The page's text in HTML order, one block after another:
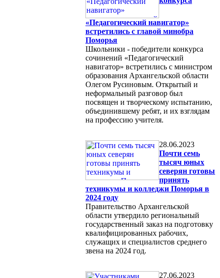
«Педагогический навигатор»
встретились с главой минобра
Поморья
Школьники - победители конкурса
сочинений «Педагогический
навигатор» встретились с министром
образования Архангельской области
Олегом Русиновым. Открытый и
неформальный разговор был
посвящен и творческому испытанию,
объединившему ребят, и их взглядам
на профессию учителя.
28.06.2023
Почти семь
тысяч юных
северян готовы
принять
техникумы и колледжи Поморья в
2024 году
Правительство Архангельской
области утвердило региональный
государственный заказ на подготовку
квалифицированных рабочих,
служащих и специалистов среднего
звена на 2024 год.
27.06.2023